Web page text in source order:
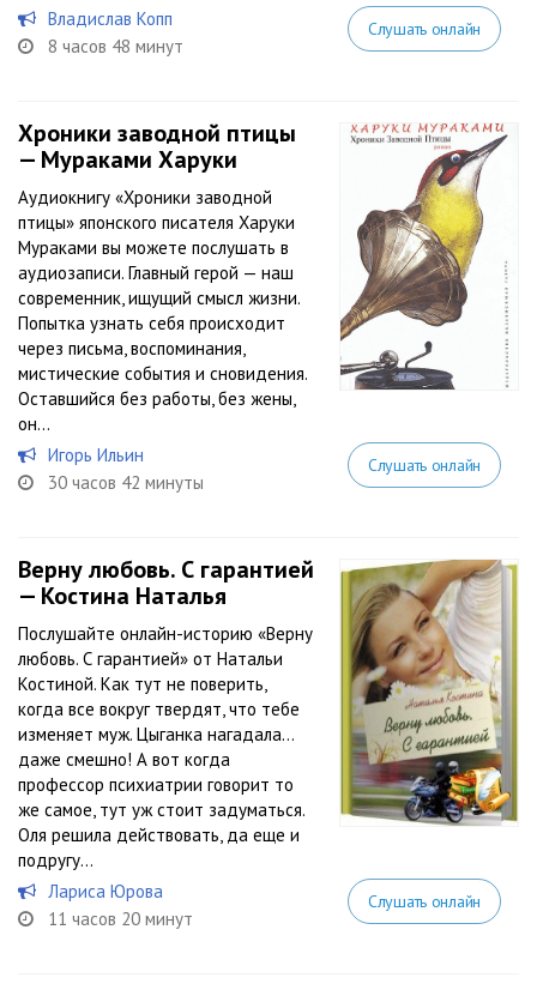
Владислав Копп
8 часов 48 минут
Слушать онлайн
Хроники заводной птицы
— Мураками Харуки
Аудиокнигу «Хроники заводной
птицы» японского писателя Харуки
Мураками вы можете послушать в
аудиозаписи. Главный герой — наш
современник, ищущий смысл жизни.
Попытка узнать себя происходит
через письма, воспоминания,
мистические события и сновидения.
Оставшийся без работы, без жены,
он...
Игорь Ильин
30 часов 42 минуты
Слушать онлайн
Верну любовь. С гарантией
— Костина Наталья
Послушайте онлайн-историю «Верну
любовь. С гарантией» от Натальи
Костиной. Как тут не поверить,
когда все вокруг твердят, что тебе
изменяет муж. Цыганка нагадала…
даже смешно! А вот когда
профессор психиатрии говорит то
же самое, тут уж стоит задуматься.
Оля решила действовать, да еще и
подругу...
Лариса Юрова
11 часов 20 минут
Слушать онлайн